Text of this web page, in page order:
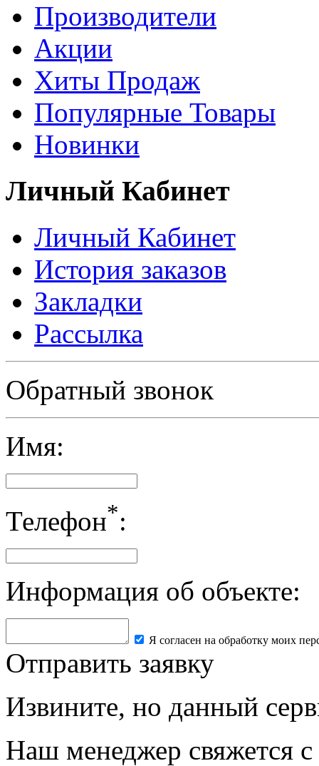
Производители
Акции
Хиты Продаж
Популярные Товары
Новинки
Личный Кабинет
Личный Кабинет
История заказов
Закладки
Рассылка
Обратный звонок
Имя:
Телефон*:
Информация об объекте:
Я согласен на обработку моих
Отправить заявку
Извините, но данный
Наш менеджер свяжется